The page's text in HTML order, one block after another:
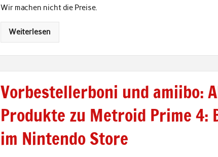
Wir machen nicht die Preise.
Weiterlesen
Vorbestellerboni und amiibo:
Produkte zu Metroid Prime 4:
im Nintendo Store